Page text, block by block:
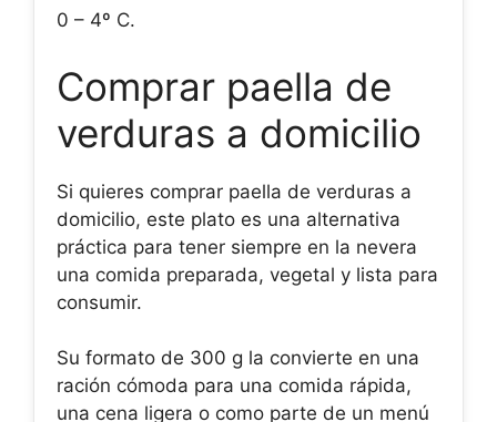
0 – 4º C.
Comprar paella de
verduras a domicilio
Si quieres comprar paella de verduras a
domicilio, este plato es una alternativa
práctica para tener siempre en la nevera
una comida preparada, vegetal y lista para
consumir.
Su formato de 300 g la convierte en una
ración cómoda para una comida rápida,
una cena ligera o como parte de un menú